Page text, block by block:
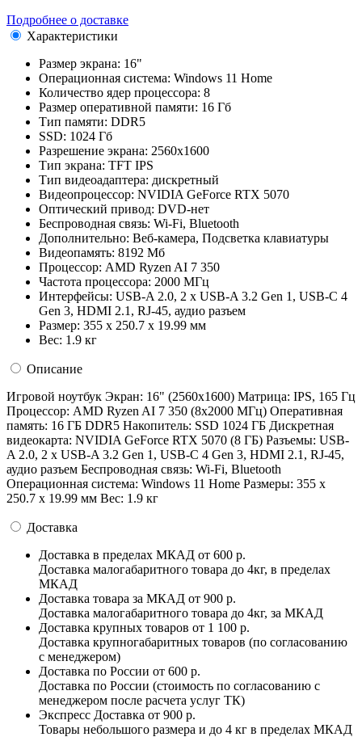
Подробнее о доставке
Характеристики
Размер экрана: 16"
Операционная система: Windows 11 Home
Количество ядер процессора: 8
Размер оперативной памяти: 16 Гб
Тип памяти: DDR5
SSD: 1024 Гб
Разрешение экрана: 2560x1600
Тип экрана: TFT IPS
Тип видеоадаптера: дискретный
Видеопроцессор: NVIDIA GeForce RTX 5070
Оптический привод: DVD-нет
Беспроводная связь: Wi-Fi, Bluetooth
Дополнительно: Веб-камера, Подсветка клавиатуры
Видеопамять: 8192 Мб
Процессор: AMD Ryzen AI 7 350
Частота процессора: 2000 МГц
Интерфейсы: USB-A 2.0, 2 x USB-A 3.2 Gen 1, USB-С 4
Gen 3, HDMI 2.1, RJ-45, аудио разъем
Размер: 355 x 250.7 x 19.99 мм
Вес: 1.9 кг
Описание
Игровой ноутбук Экран: 16" (2560x1600) Матрица: IPS, 165 Гц
Процессор: AMD Ryzen AI 7 350 (8x2000 МГц) Оперативная
память: 16 ГБ DDR5 Накопитель: SSD 1024 ГБ Дискретная
видеокарта: NVIDIA GeForce RTX 5070 (8 ГБ) Разъемы: USB-
A 2.0, 2 x USB-A 3.2 Gen 1, USB-С 4 Gen 3, HDMI 2.1, RJ-45,
аудио разъем Беспроводная связь: Wi-Fi, Bluetooth
Операционная система: Windows 11 Home Pазмеры: 355 x
250.7 x 19.99 мм Вес: 1.9 кг
Доставка
Доставка в пределах МКАД от 600 р.
Доставка малогабаритного товара до 4кг, в пределах
МКАД
Доставка товара за МКАД от 900 р.
Доставка малогабаритного товара до 4кг, за МКАД
Доставка крупных товаров от 1 100 р.
Доставка крупногабаритных товаров (по согласованию
с менеджером)
Доставка по России от 600 р.
Доставка по России (стоимость по согласованию с
менеджером после расчета услуг ТК)
Экспресс Доставка от 900 р.
Товары небольшого размера и до 4 кг в пределах МКАД